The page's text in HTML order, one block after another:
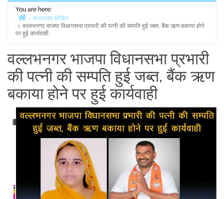
You are here:
Home
वाताञ्जय ब्रेकिंग
वल्लभनगर भाजपा विधानसभा प्रभारी की पत्नी की सम्पति हुई जब्त, बैंक ऋण बकाया होने
पर हुई कार्यवाही
वल्लभनगर भाजपा विधानसभा प्रभारी
की पत्नी की सम्पति हुई जब्त, बैंक ऋण
बकाया होने पर हुई कार्यवाही